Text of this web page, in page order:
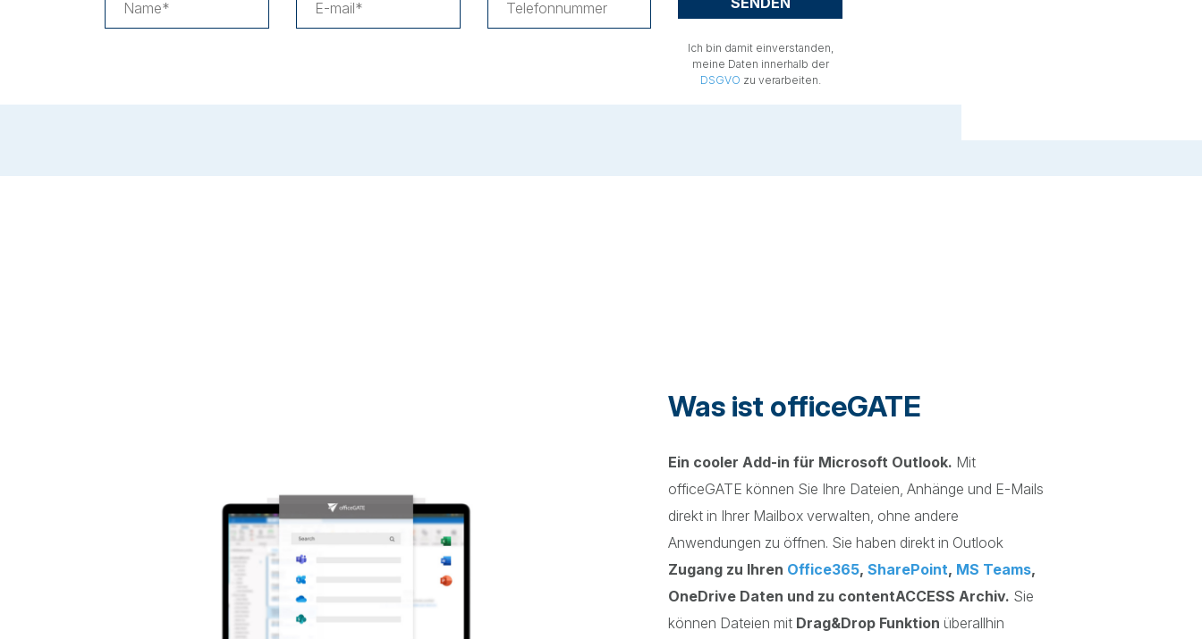
Ich bin damit einverstanden,
meine Daten innerhalb der
DSGVO zu verarbeiten.
Was ist officeGATE
Ein cooler Add-in für Microsoft Outlook. Mit
officeGATE können Sie Ihre Dateien, Anhänge und E-Mails
direkt in Ihrer Mailbox verwalten, ohne andere
Anwendungen zu öffnen. Sie haben direkt in Outlook
Zugang zu Ihren Office365, SharePoint, MS Teams,
OneDrive Daten und zu contentACCESS Archiv. Sie
können Dateien mit Drag&Drop Funktion überallhin